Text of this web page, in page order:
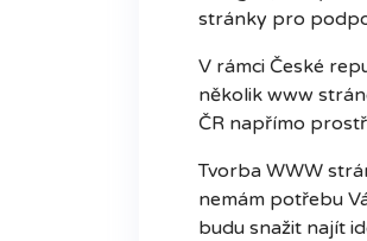
stránky pro
V rámci České
několik www
ČR napřímo
Tvorba WWW
nemám potřebu
budu snažit najít